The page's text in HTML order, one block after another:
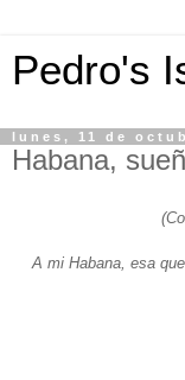
Pedro's
lunes, 11 de
Habana,
A mi Habana, esa